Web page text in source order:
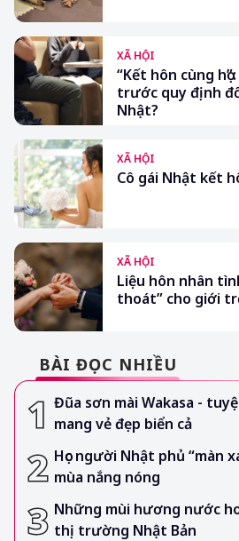
XÃ HỘI
“Kết hôn cùng
trước quy định
Nhật?
XÃ HỘI
Cô gái Nhật kết
XÃ HỘI
Liệu hôn nhân
thoát” cho giới
BÀI ĐỌC NHIỀU
Đũa sơn mài Wakasa -
mang vẻ đẹp biển cả
Học người Nhật phủ “màn
mùa nắng nóng
Những mùi hương nước
thị trường Nhật Bản